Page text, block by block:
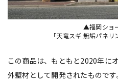
▲福岡ショ
「天竜スギ 無垢パネリ
この商品は、もともと2020年に
外壁材として開発されたものです